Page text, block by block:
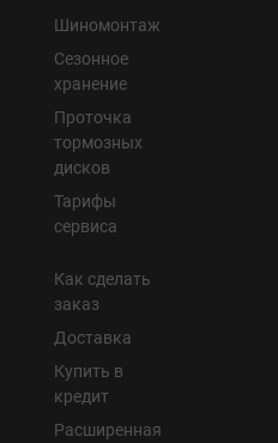
Шиномонтаж
Сезонное
хранение
Проточка
тормозных
дисков
Тарифы
сервиса
Как сделать
заказ
Доставка
Купить в
кредит
Расширенная